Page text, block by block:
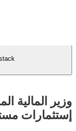
وزير المالية
إستثمارات